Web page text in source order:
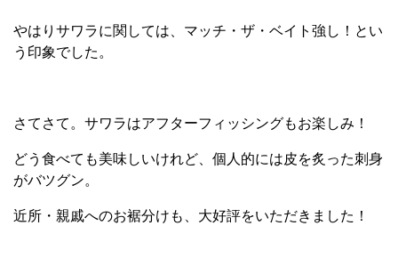
やはりサワラに関しては、マッチ・ザ・ベイト強し！とい
う印象でした。
さてさて。サワラはアフターフィッシングもお楽しみ！
どう食べても美味しいけれど、個人的には皮を炙った刺身
がバツグン。
近所・親戚へのお裾分けも、大好評をいただきました！